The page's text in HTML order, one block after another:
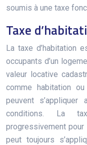
soumis à une taxe
Taxe
La taxe d’habitation
occupants d’un
valeur locative
comme habitation
peuvent
conditions. La
progressivement
peut toujours